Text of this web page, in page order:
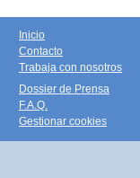
Inicio
Contacto
Trabaja con nosotros
Dossier de Prensa
F.A.Q.
Gestionar cookies